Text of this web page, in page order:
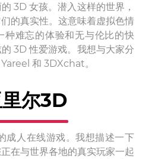
3D 女孩。潜入这样的世界，
的真实性。这意味着虚拟色情
种难忘的体验和无与伦比的快
3D 性爱游戏。我想与大家分
和 3DXchat。
尔3D
成人在线游戏。我想描述一下
在与世界各地的真实玩家一起